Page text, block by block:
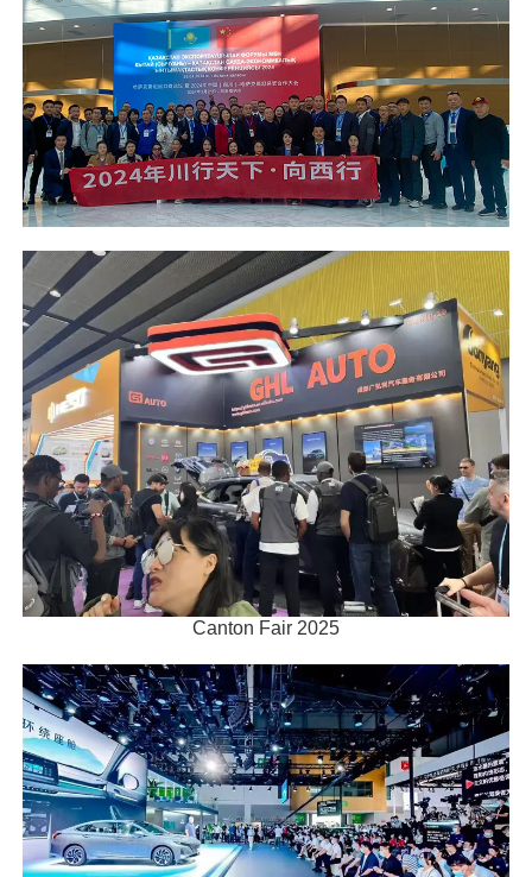
Canton Fair 2025